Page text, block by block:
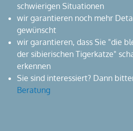
schwierigen Situationen
wir garantieren noch mehr
gewünscht
wir garantieren, dass Sie "die
der sibierischen Tigerkatze"
erkennen
Sie sind interessiert? Dann
Beratung